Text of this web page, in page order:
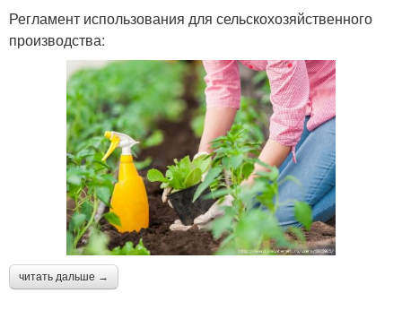
Регламент использования для сельскохозяйственного
производства:
читать дальше →